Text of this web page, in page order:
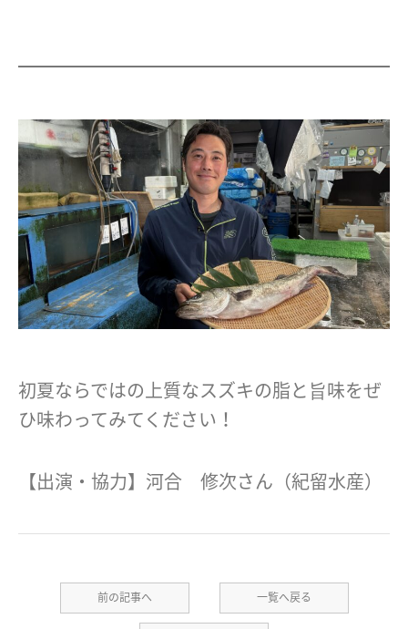
初夏ならではの上質なスズキの脂と旨味をぜ
ひ味わってみてください！
【出演・協力】河合 修次さん（紀留水産）
前の記事へ 一覧へ戻る